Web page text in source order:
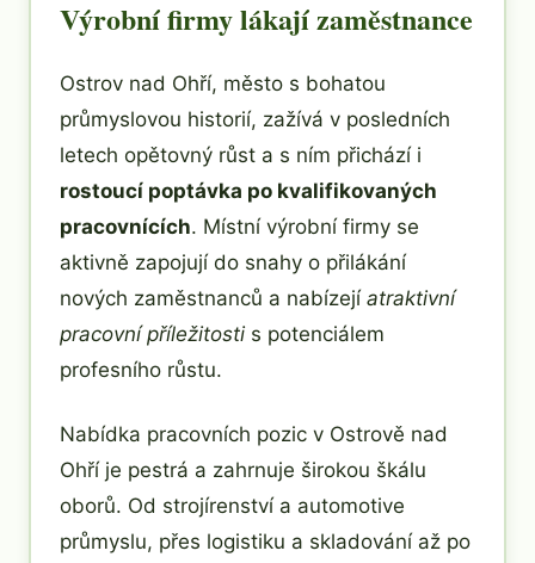
Výrobní firmy lákají zaměstnance
Ostrov nad Ohří, město s bohatou
průmyslovou historií, zažívá v posledních
letech opětovný růst a s ním přichází i
rostoucí poptávka po kvalifikovaných
pracovnících. Místní výrobní firmy se
aktivně zapojují do snahy o přilákání
nových zaměstnanců a nabízejí atraktivní
pracovní příležitosti s potenciálem
profesního růstu.
Nabídka pracovních pozic v Ostrově nad
Ohří je pestrá a zahrnuje širokou škálu
oborů. Od strojírenství a automotive
průmyslu, přes logistiku a skladování až po